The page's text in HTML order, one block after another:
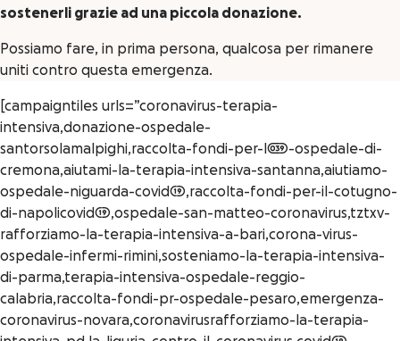
sostenerli grazie ad una piccola donazione.
Possiamo fare, in prima persona, qualcosa per rimanere
uniti contro questa emergenza.
[campaigntiles urls=”coronavirus-terapia-
intensiva,donazione-ospedale-
santorsolamalpighi,raccolta-fondi-per-l039-ospedale-di-
cremona,aiutami-la-terapia-intensiva-santanna,aiutiamo-
ospedale-niguarda-covid19,raccolta-fondi-per-il-cotugno-
di-napolicovid19,ospedale-san-matteo-coronavirus,tztxv-
rafforziamo-la-terapia-intensiva-a-bari,corona-virus-
ospedale-infermi-rimini,sosteniamo-la-terapia-intensiva-
di-parma,terapia-intensiva-ospedale-reggio-
calabria,raccolta-fondi-pr-ospedale-pesaro,emergenza-
coronavirus-novara,coronavirusrafforziamo-la-terapia-